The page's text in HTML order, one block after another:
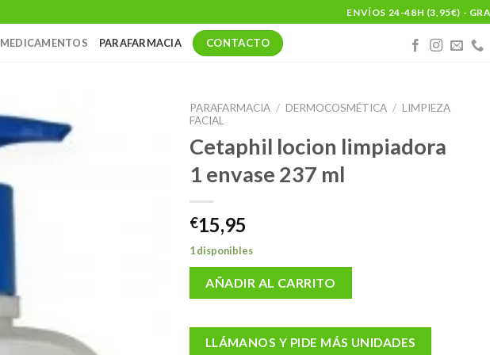
ENVÍOS 24-48H (3,95€) -
MEDICAMENTOS PARAFARMACIA CONTACTO
PARAFARMACIA / DERMOCOSMÉTICA / LIMPIEZA
FACIAL
Cetaphil locion limpiadora
1 envase 237 ml
€15,95
1 disponibles
AÑADIR AL CARRITO
LLÁMANOS Y PIDE MÁS UNIDADES